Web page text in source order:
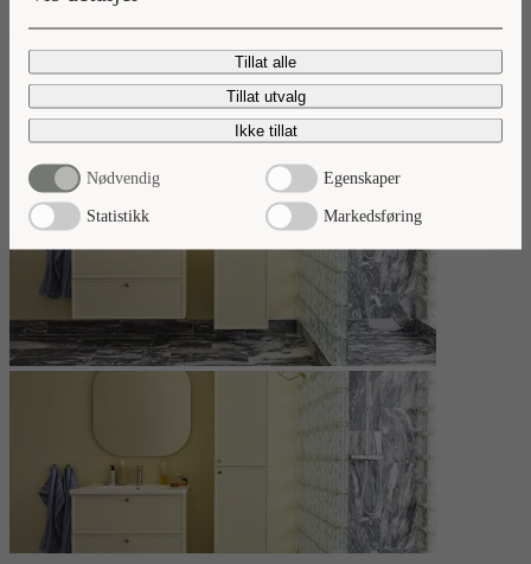
Tillat alle
Tillat utvalg
Ikke tillat
Nødvendig Egenskaper
Statistikk Markedsføring
Les mer